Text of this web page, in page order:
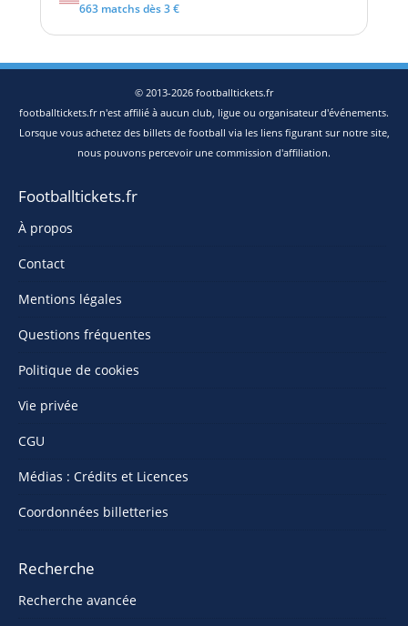
663 matchs dès 3 €
© 2013-2026 footballtickets.fr
footballtickets.fr n'est affilié à aucun club, ligue ou organisateur d'événements.
Lorsque vous achetez des billets de football via les liens figurant sur notre site,
nous pouvons percevoir une commission d'affiliation.
Footballtickets.fr
À propos
Contact
Mentions légales
Questions fréquentes
Politique de cookies
Vie privée
CGU
Médias : Crédits et Licences
Coordonnées billetteries
Recherche
Recherche avancée